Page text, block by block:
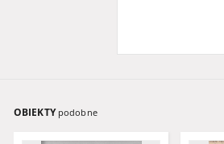
OBIEKTY podobne